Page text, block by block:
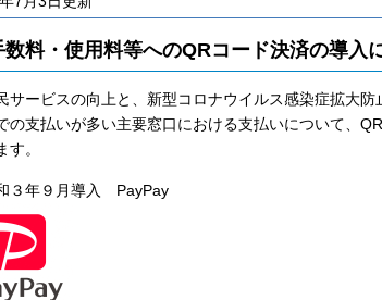
数料・使用料等へのQRコード決済の導入
サービスの向上と、新型コロナウイルス感染症拡大防
の支払いが多い主要窓口における支払いについて、
す。
３年９月導入 PayPay